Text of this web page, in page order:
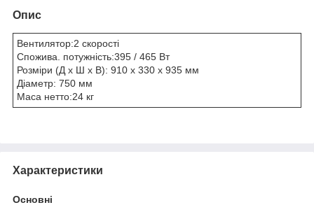
Опис
Вентилятор:2 cкорості
Спожива. потужність:395 / 465 Вт
Розміри (Д х Ш х В): 910 x 330 x 935 мм
Діаметр: 750 мм
Маса нетто:24 кг
Характеристики
Основні